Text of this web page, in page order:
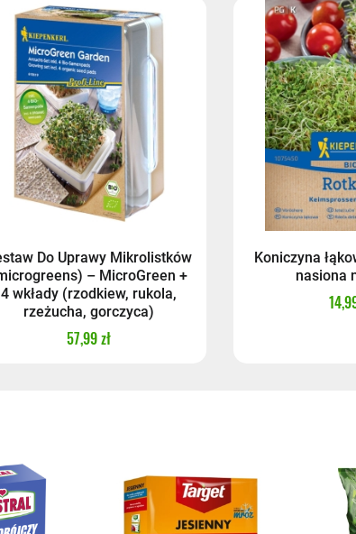
24/7(przewidywana dostawa: następny
- przedpłata
Do Uprawy Mikrolistków
– MicroGreen +
4 wkłady (rzodkiew, rukola,
rzeżucha, gorczyca)
57,99 zł
Koniczyna
nasiona